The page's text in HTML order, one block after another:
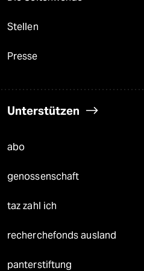
Stellen
Presse
Unterstützen
abo
genossenschaft
taz zahl ich
recherchefonds ausland
panterstiftung